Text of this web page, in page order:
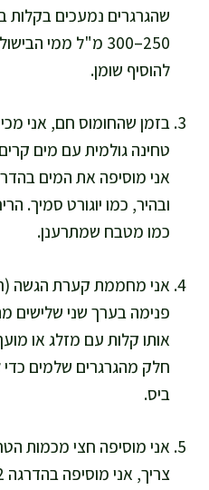
שהגרגרים נמעכים בקלות
250–300 מ"ל ממי
להוסיף שומן.
בזמן שהחומוס חם, אני
טחינה גולמית עם מים
אני מוסיפה את המים
ובהיר, כמו יוגורט סמיך.
כמו מטבח שמתרענן.
אני מחממת קערת הגשה
פנימה בערך שני שלישים
אותו קלות עם מזלג או
חלק מהגרגרים שלמים
ביס.
אני מוסיפה חצי מכמות